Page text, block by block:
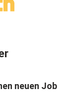
neuen Job